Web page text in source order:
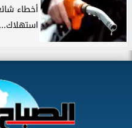
أخطاء
استهلاك...